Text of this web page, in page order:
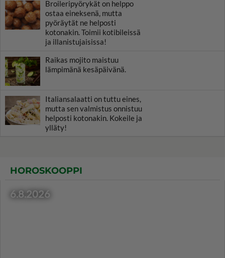
Broileripyörykät on helppo
ostaa eineksenä, mutta
pyöräytät ne helposti
kotonakin. Toimii kotibileissä
ja illanistujaisissa!
Raikas mojito maistuu
lämpimänä kesäpäivänä.
Italiansalaatti on tuttu eines,
mutta sen valmistus onnistuu
helposti kotonakin. Kokeile ja
ylläty!
HOROSKOOPPI
6.8.2026